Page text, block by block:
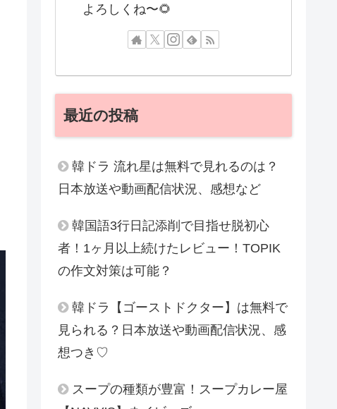
よろしくね〜🌻
最近の投稿
韓ドラ 流れ星は無料で見れるのは？
日本放送や動画配信状況、感想など
韓国語3行日記添削で目指せ脱初心
者！1ヶ月以上続けたレビュー！TOPIK
の作文対策は可能？
韓ドラ【ゴーストドクター】は無料で
見られる？日本放送や動画配信状況、感
想つき♡
スープの種類が豊富！スープカレー屋